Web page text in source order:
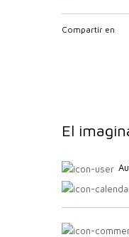
Compartir en
El